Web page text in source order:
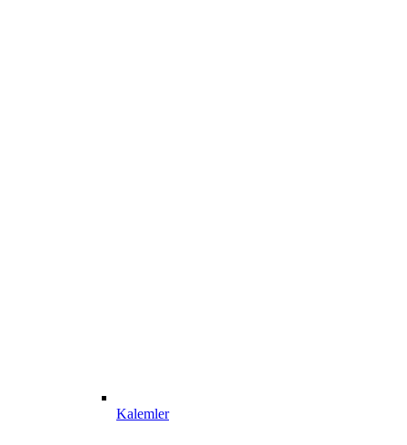
Kalemler